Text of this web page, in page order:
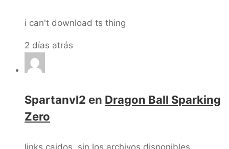
i can't download ts thing
2 días atrás
Spartanvl2 en Dragon Ball Sparking
Zero
links caidos, sin los archivos disponibles